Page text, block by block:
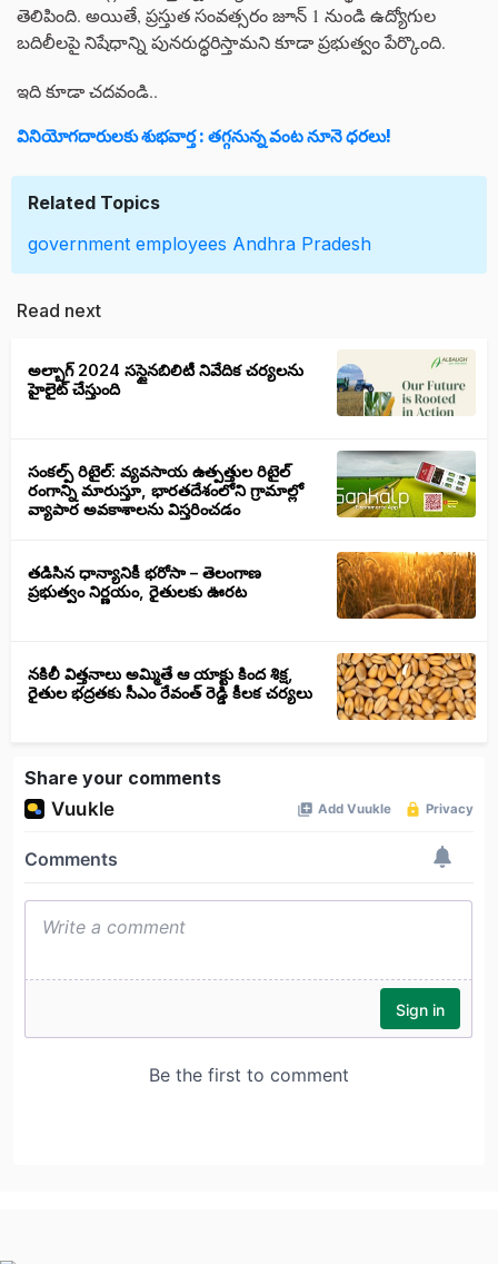
తెలిపింది. అయితే, ప్రస్తుత సంవత్సరం జూన్ 1 నుండి ఉద్యోగుల
బదిలీలపై నిషేధాన్ని పునరుద్ధరిస్తామని కూడా ప్రభుత్వం పేర్కొంది.
ఇది కూడా చదవండి..
వినియోగదారులకు శుభవార్త : తగ్గనున్న వంట నూనె ధరలు!
Related Topics
government employees Andhra Pradesh
Read next
అల్బాగ్ 2024 సస్టైనబిలిటీ నివేదిక చర్యలను
హైలైట్ చేస్తుంది
సంకల్ప్ రిటైల్: వ్యవసాయ ఉత్పత్తుల రిటైల్
రంగాన్ని మారుస్తూ, భారతదేశంలోని గ్రామాల్లో
వ్యాపార అవకాశాలను విస్తరించడం
తడిసిన ధాన్యానికీ భరోసా – తెలంగాణ
ప్రభుత్వం నిర్ణయం, రైతులకు ఊరట
నకిలీ విత్తనాలు అమ్మితే ఆ యాక్టు కింద శిక్ష,
రైతుల భద్రతకు సీఎం రేవంత్ రెడ్డి కీలక చర్యలు
Share your comments